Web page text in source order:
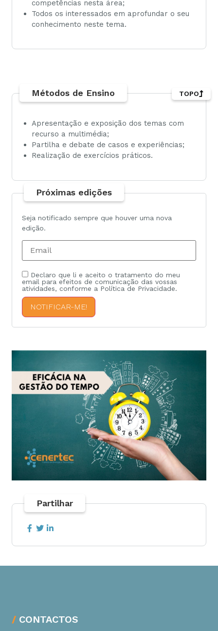
competências nesta área;
Todos os interessados em aprofundar o seu
conhecimento neste tema.
Métodos de Ensino
Apresentação e exposição dos temas com
recurso a multimédia;
Partilha e debate de casos e experiências;
Realização de exercícios práticos.
TOPO
Próximas edições
Seja notificado sempre que houver uma nova
edição.
Declaro que li e aceito o tratamento do meu
email para efeitos de comunicação das vossas
atividades, conforme a Política de Privacidade.
NOTIFICAR-ME!
Partilhar
CONTACTOS